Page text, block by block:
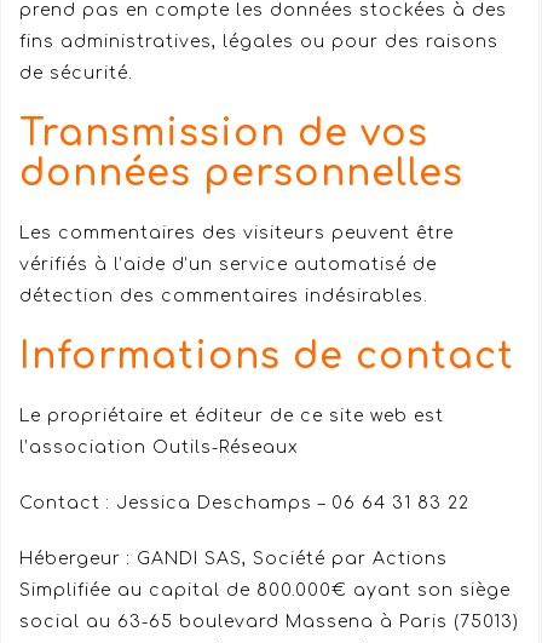
prend pas en compte les données stockées à des
fins administratives, légales ou pour des raisons
de sécurité.
Transmission de vos
données personnelles
Les commentaires des visiteurs peuvent être
vérifiés à l’aide d’un service automatisé de
détection des commentaires indésirables.
Informations de contact
Le propriétaire et éditeur de ce site web est
l’association Outils-Réseaux
Contact : Jessica Deschamps – 06 64 31 83 22
Hébergeur : GANDI SAS, Société par Actions
Simplifiée au capital de 800.000€ ayant son siège
social au 63-65 boulevard Massena à Paris (75013)